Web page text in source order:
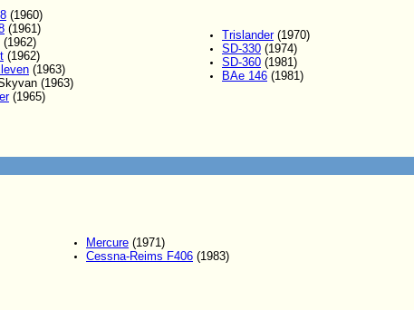
(1960)
(1961)
(1962)
(1962)
(1963)
(1963)
(1965)
Trislander(1970)
SD-330 (1974)
SD-360 (1981)
BAe 146 (1981)
Mercure (1971)
Cessna-Reims F406 (1983)